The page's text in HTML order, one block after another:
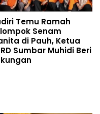
Temu Ramah
Senam
di Pauh, Ketua
Sumbar Muhidi Beri